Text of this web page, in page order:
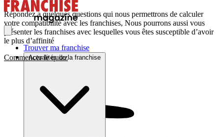
Trouver ma franchise
Actualités de la franchise
Répondez a quelques questions qui nous permettrons de calculer
votre compatibilité avec les franchises, Nous pourrons aussi vous
présenter les franchises avec lesquelles vous êtes susceptible d’avoir
le plus d’affinité
Commencer le quizz